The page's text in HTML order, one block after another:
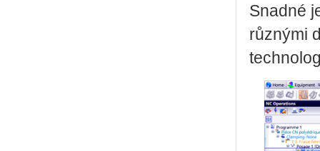
Snadné
různými